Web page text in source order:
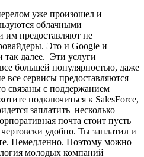
уже произошел и
облачными
им предоставляют не
Это и Google и
так далее. Эти услуги
большей популярностью, даже
все сервисы предоставляются
связаны с поддержанием
подключиться к SalesForce,
заплатить несколько
почта стоит пусть
удобно. Ты заплатил и
Немедленно. Поэтому можно
молодых компаний